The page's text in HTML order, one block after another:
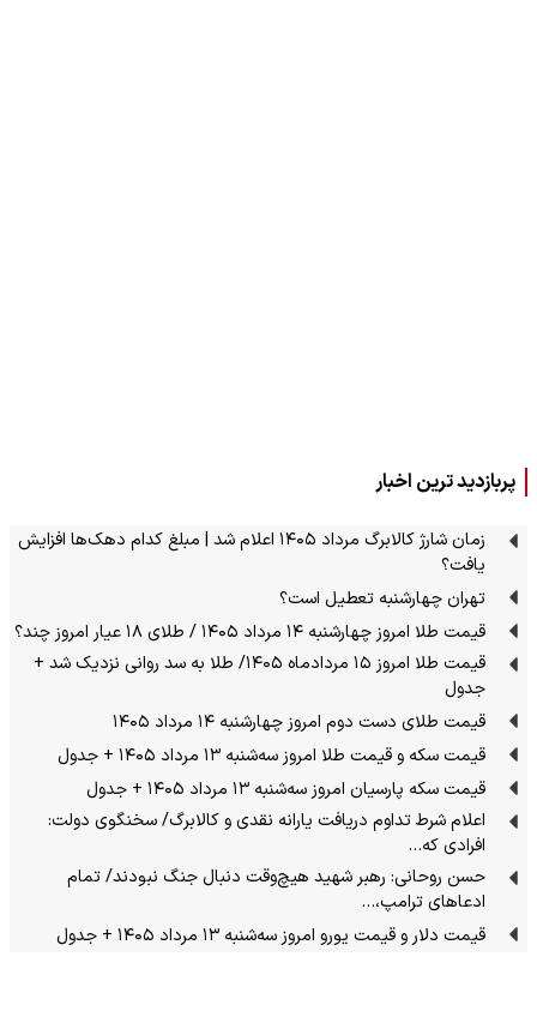
پربازدید ترین اخبار
زمان شارژ کالابرگ مرداد ۱۴۰۵ اعلام شد | مبلغ کدام دهک‌ها افزایش
یافت؟
تهران چهارشنبه تعطیل است؟
قیمت طلا امروز چهارشنبه ۱۴ مرداد ۱۴۰۵ / طلای ۱۸ عیار امروز چند؟
قیمت طلا امروز ۱۵ مردادماه ۱۴۰۵/ طلا به سد روانی نزدیک شد +
جدول
قیمت طلای دست دوم امروز چهارشنبه ۱۴ مرداد ۱۴۰۵
قیمت سکه و قیمت طلا امروز سه‌شنبه ۱۳ مرداد ۱۴۰۵ + جدول
قیمت سکه پارسیان امروز سه‌شنبه ۱۳ مرداد ۱۴۰۵ + جدول
اعلام شرط تداوم دریافت یارانه نقدی و کالابرگ/ سخنگوی دولت:
افرادی که…
حسن روحانی: رهبر شهید هیچ‌وقت دنبال جنگ نبودند/ تمام
ادعاهای ترامپ،…
قیمت دلار و قیمت یورو امروز سه‌شنبه ۱۳ مرداد ۱۴۰۵ + جدول